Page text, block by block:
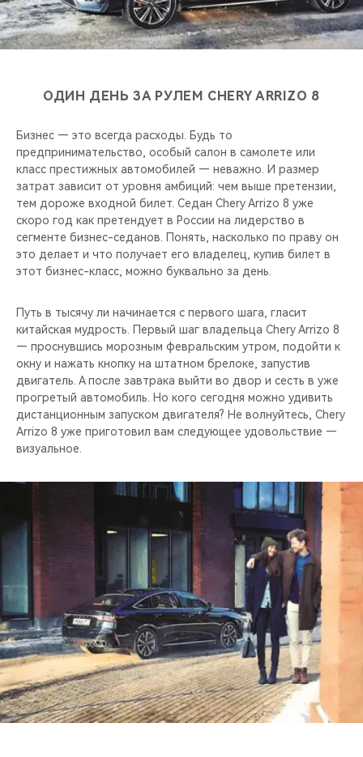
CHERY И СПОРТ
CHERY ДЛЯ ДЕТЕЙ
ОДИН ДЕНЬ ЗА РУЛЕМ CHERY ARRIZO 8
Бизнес — это всегда расходы. Будь то
предпринимательство, особый салон в самолете или
класс престижных автомобилей — неважно. И размер
затрат зависит от уровня амбиций: чем выше претензии,
тем дороже входной билет. Седан Chery Arrizo 8 уже
скоро год как претендует в России на лидерство в
сегменте бизнес-седанов. Понять, насколько по праву он
это делает и что получает его владелец, купив билет в
этот бизнес-класс, можно буквально за день.
Путь в тысячу ли начинается с первого шага, гласит
китайская мудрость. Первый шаг владельца Chery Arrizo 8
— проснувшись морозным февральским утром, подойти к
окну и нажать кнопку на штатном брелоке, запустив
двигатель. А после завтрака выйти во двор и сесть в уже
прогретый автомобиль. Но кого сегодня можно удивить
дистанционным запуском двигателя? Не волнуйтесь, Chery
Arrizo 8 уже приготовил вам следующее удовольствие —
визуальное.